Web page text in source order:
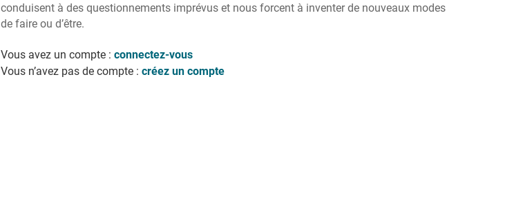
conduisent à des questionnements imprévus et nous forcent à inventer de nouveaux modes
de faire ou d’être.
Vous avez un compte : connectez-vous
Vous n’avez pas de compte : créez un compte